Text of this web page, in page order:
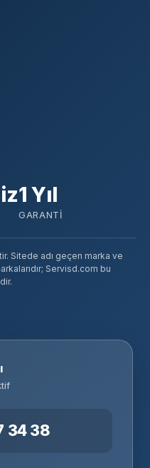
1 Yıl
GARANTI
Sitede adı geçen marka ve
Servisd.com bu
34 38